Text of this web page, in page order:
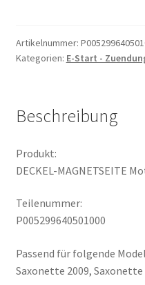
Menge
Artikelnummer:
Kategorien: E-Start -
Beschreibung
Produkt:
DECKEL-MAGNETSEITE
Teilenummer:
P005299640501000
Passend für folgende
Saxonette 2009,